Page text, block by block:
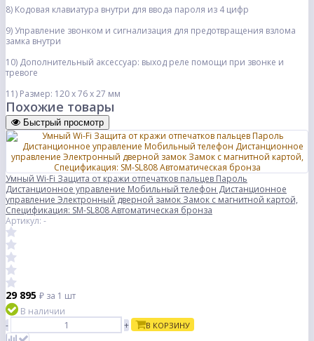
8) Кодовая клавиатура внутри для ввода пароля из 4 цифр
9) Управление звонком и сигнализация для предотвращения взлома
замка внутри
10) Дополнительный аксессуар: выход реле помощи при звонке и
тревоге
11) Размер: 120 х 76 х 27 мм
Похожие товары
Быстрый просмотр
Умный Wi-Fi Защита от кражи отпечатков пальцев Пароль
Дистанционное управление Мобильный телефон Дистанционное
управление Электронный дверной замок Замок с магнитной картой,
Спецификация: SM-SL808 Автоматическая бронза
Артикул: -
29 895 ₽ за 1 шт
В наличии
-
+ В КОРЗИНУ